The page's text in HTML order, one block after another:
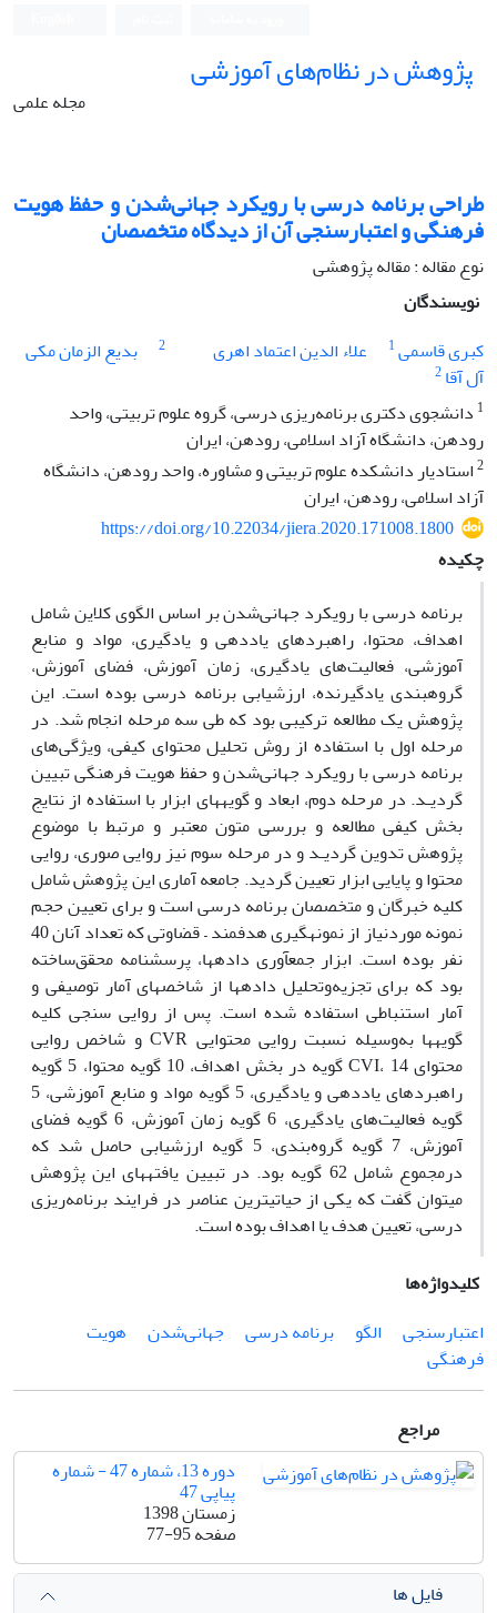
پژوهش در نظام‌های آموزشی
مجله علمی
طراحی برنامه درسی با رویکرد جهانی‌شدن و حفظ هویت
فرهنگی و اعتبارسنجی آن از دیدگاه متخصصان
نوع مقاله : مقاله پژوهشی
نویسندگان
کبری قاسمی1 علاء الدین اعتماد اهری 2
بدیع الزمان مکی
آل آقا2
1 دانشجوی دکتری برنامه‌ریزی درسی، گروه علوم تربیتی، واحد
رودهن، دانشگاه آزاد اسلامی، رودهن، ایران
2استادیار دانشکده علوم تربیتی و مشاوره، واحد رودهن، دانشگاه
آزاد اسلامی، رودهن، ایران
https://doi.org/10.22034/jiera.2020.171008.1800
چکیده
برنامه درسی با رویکرد جهانی‌شدن بر اساس الگوی کلاین شامل
اهداف، محتوا، راهبردهای یاددهی و یادگیری، مواد و منابع
آموزشی، فعالیت‌های یادگیری، زمان آموزش، فضای آموزش،
گروه‏بندی یادگیرنده، ارزشیابی برنامه درسی بوده است. این
پژوهش یک مطالعه ترکیبی بود که طی سه مرحله انجام شد. در
مرحله اول با استفاده از روش تحلیل محتوای کیفی، ویژگی‌های
برنامه درسی با رویکرد جهانی‌شدن و حفظ هویت فرهنگی تبیین
گردیـد. در مرحله دوم، ابعاد و گویه‏های ابزار با استفاده از نتایج
بخش کیفی مطالعه و بررسی متون معتبر و مرتبط با موضوع
پژوهش تدوین گردیـد و در مرحله سوم نیز روایی صوری، روایی
محتوا و پایایی ابزار تعیین گردید. جامعه آماری این پژوهش شامل
کلیه خبرگان و متخصصان برنامه درسی است و برای تعیین حجم
نمونه موردنیاز از نمونه‏گیری هدفمند – قضاوتی که تعداد آنان 40
نفر بوده است. ابزار جمع‏آوری داده‏ها، پرسشنامه محقق‌ساخته
بود که برای تجزیه‌وتحلیل داده‏ها از شاخص‏های آمار توصیفی و
آمار استنباطی استفاده شده است. پس از روایی سنجی کلیه
گویه‏ها به‌وسیله نسبت روایی محتوایی CVR و شاخص روایی
محتوای CVI، 14 گویه در بخش اهداف، 10 گویه محتوا، 5 گویه
راهبردهای یاددهی و یادگیری، 5 گویه مواد و منابع آموزشی، 5
گویه فعالیت‌های یادگیری، 6 گویه زمان آموزش، 6 گویه فضای
آموزش، 7 گویه گروه‌بندی، 5 گویه ارزشیابی حاصل شد که
درمجموع شامل 62 گویه بود. در تبیین یافته‏های این پژوهش
می‏توان گفت که یکی از حیاتی‏ترین عناصر در فرایند برنامه‌ریزی
درسی، تعیین هدف یا اهداف بوده است.
کلیدواژه‌ها
اعتبارسنجی
الگو برنامه درسی جهانی‌شدن
هویت
فرهنگی
مراجع
دوره 13، شماره 47 - شماره
پیاپی 47
زمستان 1398
صفحه77-95
فایل ها